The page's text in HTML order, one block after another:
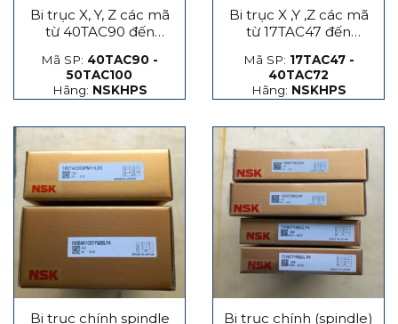
Bi trục X, Y, Z các mã
từ 40TAC90 đến
Mã SP: 40TAC90 -
50TAC100
Hãng: NSKHPS
Bi trục X ,Y ,Z các mã
từ 17TAC47 đến
Mã SP: 17TAC47 -
40TAC72
Hãng: NSKHPS
Bi trục chính spindle
Bi trục chính (spindle)